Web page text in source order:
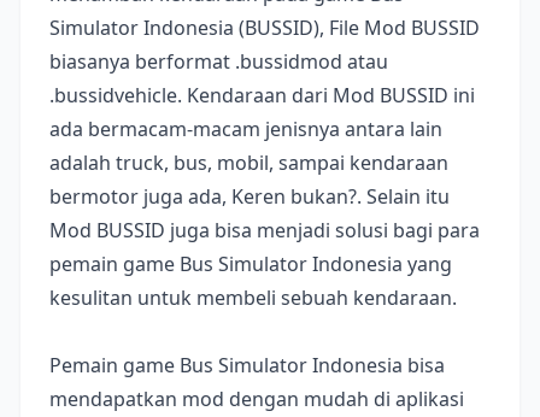
Simulator Indonesia (BUSSID), File Mod BUSSID
biasanya berformat .bussidmod atau
.bussidvehicle. Kendaraan dari Mod BUSSID ini
ada bermacam-macam jenisnya antara lain
adalah truck, bus, mobil, sampai kendaraan
bermotor juga ada, Keren bukan?. Selain itu
Mod BUSSID juga bisa menjadi solusi bagi para
pemain game Bus Simulator Indonesia yang
kesulitan untuk membeli sebuah kendaraan.
Pemain game Bus Simulator Indonesia bisa
mendapatkan mod dengan mudah di aplikasi